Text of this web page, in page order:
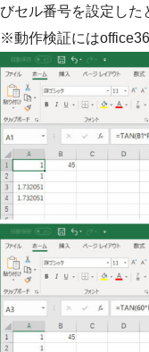
びセル番号を設定した
※動作検証には